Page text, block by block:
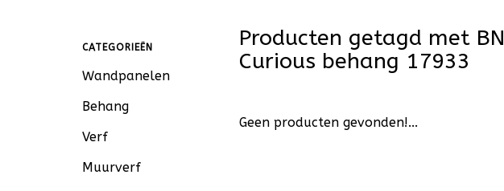
CATEGORIEËN
Wandpanelen
Behang
Verf
Muurverf
Producten getagd met BN
Curious behang 17933
Geen producten gevonden!...